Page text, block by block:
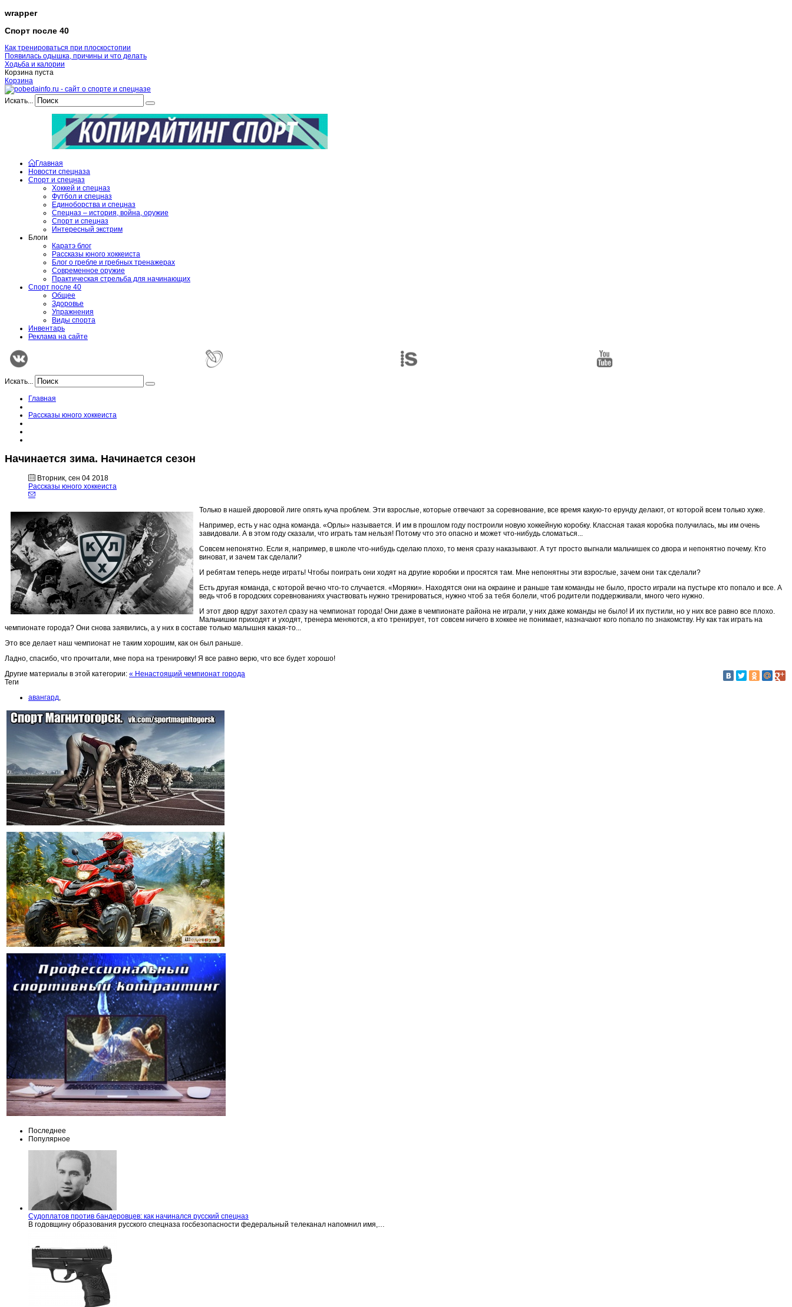
wrapper
Спорт после 40
Как тренироваться при плоскостопии
Появилась одышка, причины и что делать
Ходьба и калории
Корзина пуста
Корзина
Искать...
Главная
Новости спецназа
Спорт и спецназ
Хоккей и спецназ
Футбол и спецназ
Единоборства и спецназ
Спецназ – история, война, оружие
Спорт и спецназ
Интересный экстрим
Блоги
Каратэ блог
Рассказы юного хоккеиста
Блог о гребле и гребных тренажерах
Современное оружие
Практическая стрельба для начинающих
Спорт после 40
Общее
Здоровье
Упражнения
Виды спорта
Инвентарь
Реклама на сайте
Искать...
Главная
Рассказы юного хоккеиста
Начинается зима. Начинается сезон
Вторник, сен 04 2018
Рассказы юного хоккеиста
Только в нашей дворовой лиге опять куча проблем. Эти взрослые, которые отвечают за соревнование, все время какую-то ерунду делают, от которой всем только хуже.
Например, есть у нас одна команда. «Орлы» называется. И им в прошлом году построили новую хоккейную коробку. Классная такая коробка получилась, мы им очень
завидовали. А в этом году сказали, что играть там нельзя! Потому что это опасно и может что-нибудь сломаться...
Совсем непонятно. Если я, например, в школе что-нибудь сделаю плохо, то меня сразу наказывают. А тут просто выгнали мальчишек со двора и непонятно почему. Кто
виноват, и зачем так сделали?
И ребятам теперь негде играть! Чтобы поиграть они ходят на другие коробки и просятся там. Мне непонятны эти взрослые, зачем они так сделали?
Есть другая команда, с которой вечно что-то случается. «Моряки». Находятся они на окраине и раньше там команды не было, просто играли на пустыре кто попало и все. А
ведь чтоб в городских соревнованиях участвовать нужно тренироваться, нужно чтоб за тебя болели, чтоб родители поддерживали, много чего нужно.
И этот двор вдруг захотел сразу на чемпионат города! Они даже в чемпионате района не играли, у них даже команды не было! И их пустили, но у них все равно все плохо.
Мальчишки приходят и уходят, тренера меняются, а кто тренирует, тот совсем ничего в хоккее не понимает, назначают кого попало по знакомству. Ну как так играть на
чемпионате города? Они снова заявились, а у них в составе только малышня какая-то...
Это все делает наш чемпионат не таким хорошим, как он был раньше.
Ладно, спасибо, что прочитали, мне пора на тренировку! Я все равно верю, что все будет хорошо!
Другие материалы в этой категории: « Ненастоящий чемпионат города
Теги
авангард,
Последнее
Популярное
Судоплатов против бандеровцев: как начинался русский спецназ
В годовщину образования русского спецназа госбезопасности федеральный телеканал напомнил имя,…